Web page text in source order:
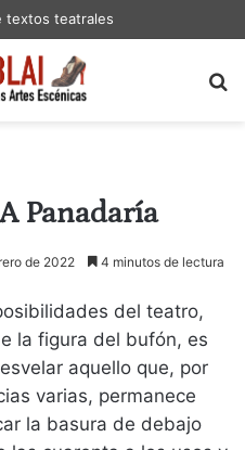
textos teatrales
Panadaría
de 2022 4 minutos de lectura
del teatro,
la figura del bufón, es
aquello que, por
varias, permanece
la basura de debajo